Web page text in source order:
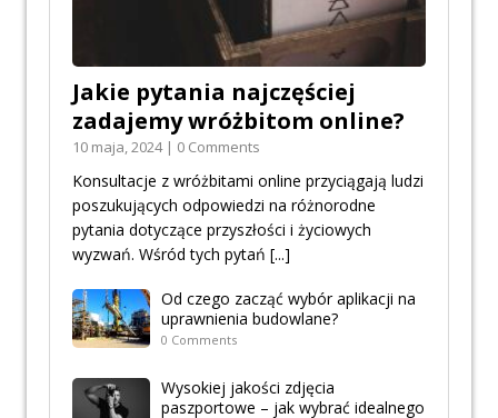
Jakie pytania najczęściej
zadajemy wróżbitom online?
10 maja, 2024 | 0 Comments
Konsultacje z wróżbitami online przyciągają ludzi
poszukujących odpowiedzi na różnorodne
pytania dotyczące przyszłości i życiowych
wyzwań. Wśród tych pytań [...]
Od czego zacząć wybór aplikacji na
uprawnienia budowlane?
0 Comments
Wysokiej jakości zdjęcia
paszportowe – jak wybrać idealnego